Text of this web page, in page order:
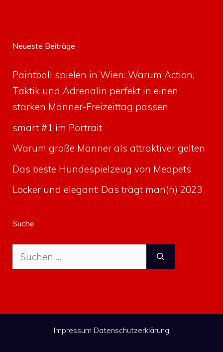
Neueste Beiträge
Paintball spielen in Wien: Warum Action,
Taktik und Adrenalin perfekt in einen
starken Männer-Freizeittag passen
smart #1 im Portrait
Warum große Männer als attraktiver gelten
Das beste Hundespielzeug von Medpets
Locker und elegant: Das trägt man(n) 2023
Suche
Suche
nach:
Impressum Datenschutzerklärung